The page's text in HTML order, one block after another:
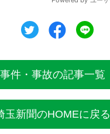
ツイートシェア
事件・事故の記事一覧
玉新聞のHOMEに戻る